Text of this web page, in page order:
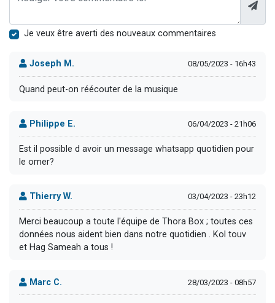
Je veux être averti des nouveaux commentaires
Joseph M. 08/05/2023 - 16h43
Quand peut-on réécouter de la musique
Philippe E. 06/04/2023 - 21h06
Est il possible d avoir un message whatsapp quotidien pour
le omer?
Thierry W. 03/04/2023 - 23h12
Merci beaucoup a toute l'équipe de Thora Box ; toutes ces
données nous aident bien dans notre quotidien . Kol touv
et Hag Sameah a tous !
Marc C. 28/03/2023 - 08h57